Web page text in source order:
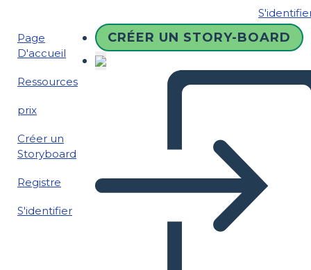
Page
D'accueil
Ressources
prix
Créer un
Storyboard
Registre
S'identifier
CRÉER UN STORY-BOARD